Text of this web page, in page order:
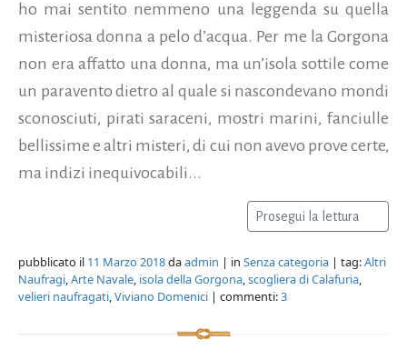
ho mai sentito nemmeno una leggenda su quella
misteriosa donna a pelo d’acqua. Per me la Gorgona
non era affatto una donna, ma un’isola sottile come
un paravento dietro al quale si nascondevano mondi
sconosciuti, pirati saraceni, mostri marini, fanciulle
bellissime e altri misteri, di cui non avevo prove certe,
ma indizi inequivocabili...
Prosegui la lettura
pubblicato il 11 Marzo 2018daadmin | in Senza categoria | tag:Altri
Naufragi,Arte Navale, isola della Gorgona,scogliera di Calafuria,
velieri naufragati,Viviano Domenici | commenti:3